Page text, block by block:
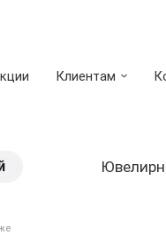
Клиентам